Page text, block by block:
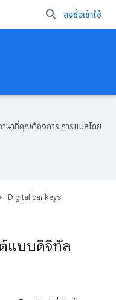
ลงชื่อเข้าใช้
าษาที่คุณต้องการ การแปลโดย
Digital car keys
แบบดิจิทัล